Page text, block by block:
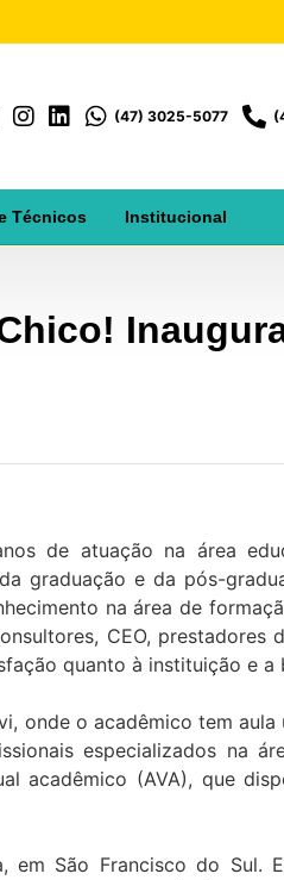
(47) 3025-5077
Técnicos Institucional
de atuação na área
graduação e da pós-
na área de
CEO,
quanto à instituição e a
onde o acadêmico tem
especializados na
acadêmico (AVA), que
São Francisco do Sul.